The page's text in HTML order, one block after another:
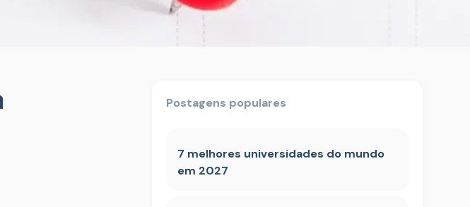
Postagens populares
7 melhores universidades do mundo
em 2027